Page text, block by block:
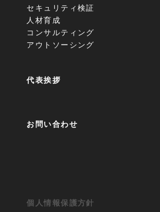
セキュリティ検証
人材育成
コンサルティング
アウトソーシング
代表挨拶
お問い合わせ
個人情報保護方針